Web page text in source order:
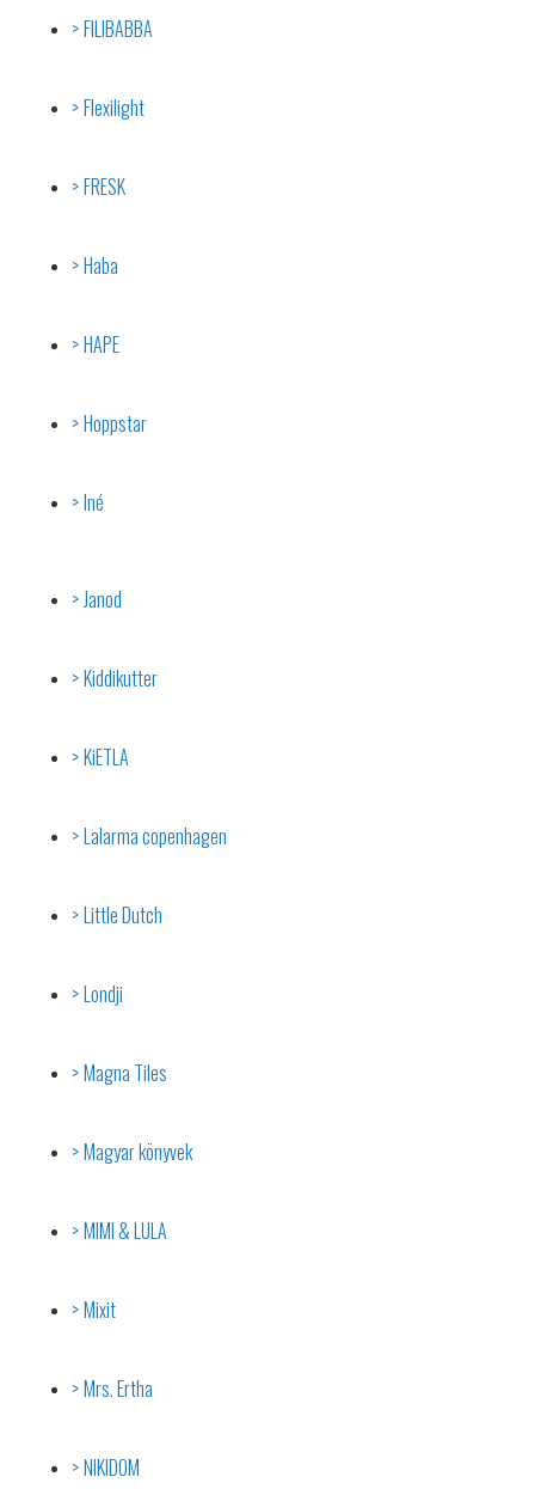
FILIBABBA
Flexilight
FRESK
Haba
HAPE
Hoppstar
Iné
Janod
Kiddikutter
KiETLA
Lalarma copenhagen
Little Dutch
Londji
Magna Tiles
Magyar könyvek
MIMI & LULA
Mixit
Mrs. Ertha
NIKIDOM